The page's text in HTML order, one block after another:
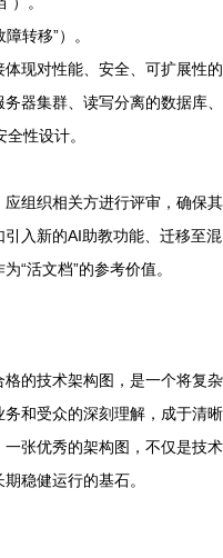
转移”）。
现对性能、安全、可扩展性的
器集群、读写分离的数据库、
性设计。
组织相关方进行评审，确保其
入新的AI助教功能、迁移至混
“活文档”的参考价值。
的技术架构图，是一个将复杂
和受众的深刻理解，成于清晰
张优秀的架构图，不仅是技术
稳健运行的基石。